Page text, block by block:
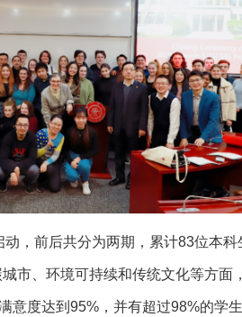
，前后共分为两期，累计83位本
市、环境可持续和传统文化等方面
意度达到95%，并有超过98%的学